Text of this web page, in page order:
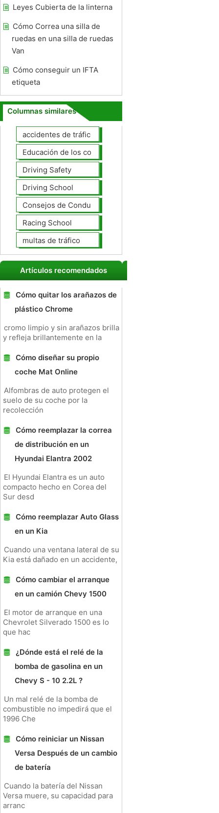
Leyes Cubierta de la linterna
Cómo Correa una silla de
ruedas en una silla de ruedas
Van
Cómo conseguir un IFTA
etiqueta
Columnas similares
accidentes de tráfico
Educación de los conductores
Driving Safety
Driving School
Consejos de Conducción
Racing School
multas de tráfico
Artículos recomendados
Cómo quitar los arañazos de
plástico Chrome
cromo limpio y sin arañazos brilla
y refleja brillantemente en la
Cómo diseñar su propio
coche Mat Online
Alfombras de auto protegen el
suelo de su coche por la
recolección
Cómo reemplazar la correa
de distribución en un
Hyundai Elantra 2002
El Hyundai Elantra es un auto
compacto hecho en Corea del
Sur desd
Cómo reemplazar Auto Glass
en un Kia
Cuando una ventana lateral de su
Kia está dañado en un accidente,
Cómo cambiar el arranque
en un camión Chevy 1500
El motor de arranque en una
Chevrolet Silverado 1500 es lo
que hac
¿Dónde está el relé de la
bomba de gasolina en un
Chevy S - 10 2.2L ?
Un mal relé de la bomba de
combustible no impedirá que el
1996 Che
Cómo reiniciar un Nissan
Versa Después de un cambio
de batería
Cuando la batería del Nissan
Versa muere, su capacidad para
arranc